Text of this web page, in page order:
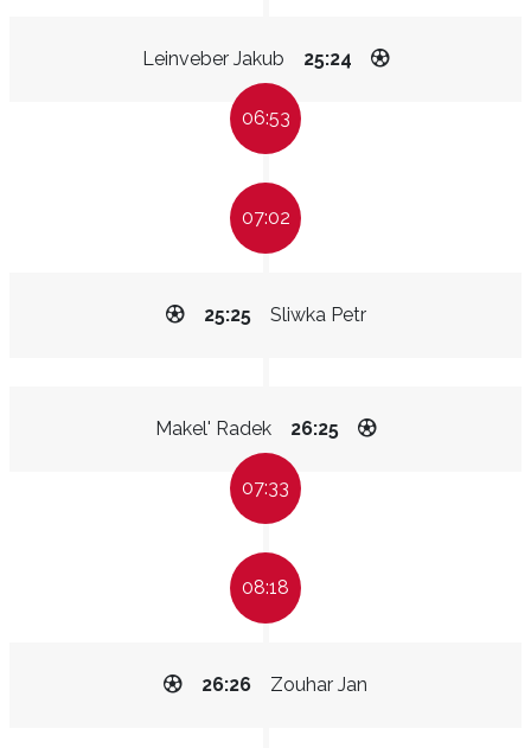
Leinveber Jakub 25:24
06:53
07:02
Sliwka Petr
25:25
Makel' Radek 26:25
07:33
08:18
Zouhar Jan
26:26